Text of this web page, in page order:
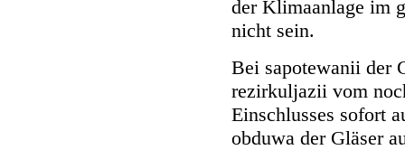
der Klimaanlage im
nicht sein.
Bei sapotewanii der
rezirkuljazii vom
Einschlusses sofort
obduwa der Gläser